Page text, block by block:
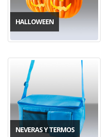
HALLOWEEN
NEVERAS Y TERMOS